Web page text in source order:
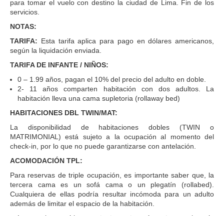
para tomar el vuelo con destino la ciudad de Lima. Fin de los
servicios.
NOTAS:
TARIFA: Esta tarifa aplica para pago en dólares americanos,
según la liquidación enviada.
TARIFA DE INFANTE / NIÑOS:
0 – 1.99 años, pagan el 10% del precio del adulto en doble.
2- 11 años comparten habitación con dos adultos. La
habitación lleva una cama supletoria (rollaway bed)
HABITACIONES DBL TWIN/MAT:
La disponibilidad de habitaciones dobles (TWIN o
MATRIMONIAL) está sujeto a la ocupación al momento del
check-in, por lo que no puede garantizarse con antelación.
ACOMODACIÓN TPL:
Para reservas de triple ocupación, es importante saber que, la
tercera cama es un sofá cama o un plegatín (rollabed).
Cualquiera de ellas podría resultar incómoda para un adulto
además de limitar el espacio de la habitación.